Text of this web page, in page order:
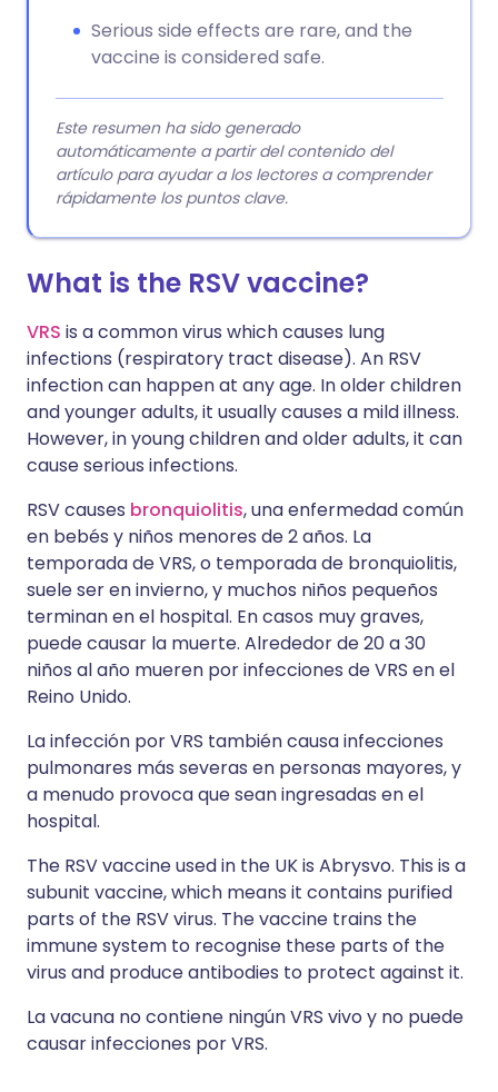
Serious side effects are rare, and the
vaccine is considered safe.
Este resumen ha sido generado
automáticamente a partir del contenido del
artículo para ayudar a los lectores a comprender
rápidamente los puntos clave.
What is the RSV vaccine?
VRS is a common virus which causes lung
infections (respiratory tract disease). An RSV
infection can happen at any age. In older children
and younger adults, it usually causes a mild illness.
However, in young children and older adults, it can
cause serious infections.
RSV causes bronquiolitis, una enfermedad común
en bebés y niños menores de 2 años. La
temporada de VRS, o temporada de bronquiolitis,
suele ser en invierno, y muchos niños pequeños
terminan en el hospital. En casos muy graves,
puede causar la muerte. Alrededor de 20 a 30
niños al año mueren por infecciones de VRS en el
Reino Unido.
La infección por VRS también causa infecciones
pulmonares más severas en personas mayores, y
a menudo provoca que sean ingresadas en el
hospital.
The RSV vaccine used in the UK is Abrysvo. This is a
subunit vaccine, which means it contains purified
parts of the RSV virus. The vaccine trains the
immune system to recognise these parts of the
virus and produce antibodies to protect against it.
La vacuna no contiene ningún VRS vivo y no puede
causar infecciones por VRS.